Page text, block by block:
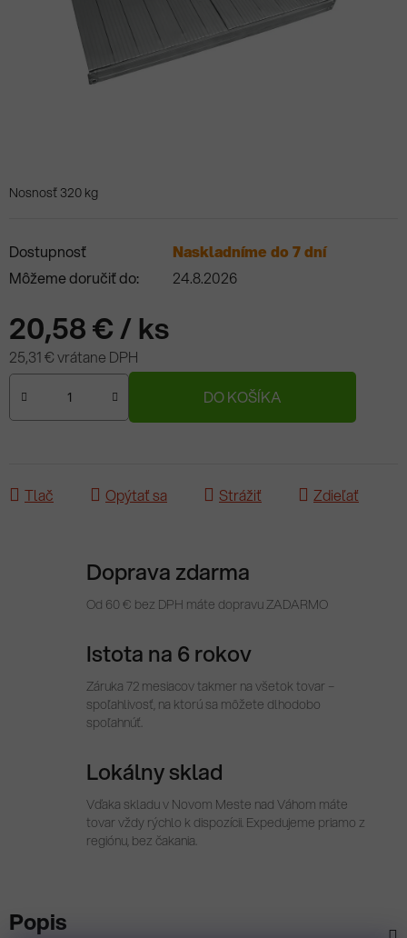
Nosnosť 320 kg
Dostupnosť
Naskladníme do 7 dní
Môžeme doručiť do:
24.8.2026
20,58 €/ ks
25,31 € vrátane DPH
DO KOŠÍKA
Tlač Opýtať sa Strážiť Zdieľať
Doprava zdarma
Od 60 € bez DPH máte dopravu ZADARMO
Istota na 6 rokov
Záruka 72 mesiacov takmer na všetok tovar –
spoľahlivosť, na ktorú sa môžete dlhodobo
spoľahnúť.
Lokálny sklad
Vďaka skladu v Novom Meste nad Váhom máte
tovar vždy rýchlo k dispozícii. Expedujeme priamo z
regiónu, bez čakania.
Popis